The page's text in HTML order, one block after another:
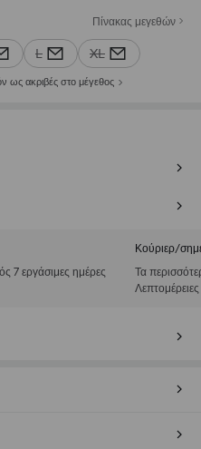
Πίνακας μεγεθών
L XL
ως ακριβές στο μέγεθος
7 εργάσιμες ημέρες
Κούριερ/
Τα
Λεπτομέρειες